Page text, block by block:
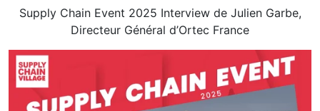
Supply Chain Event 2025 Interview de Julien Garbe,
Directeur Général d’Ortec France